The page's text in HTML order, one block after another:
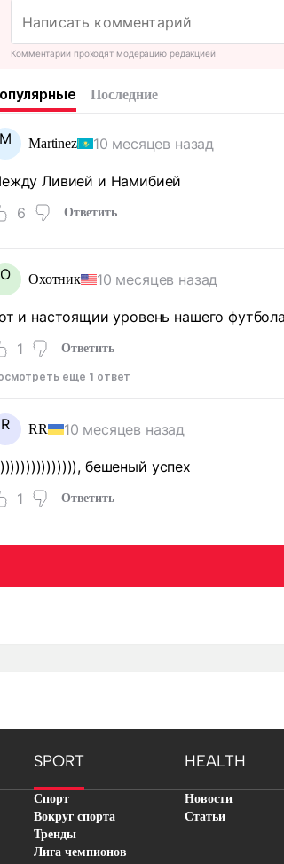
Комментарии проходят модерацию редакцией
Последние
M Martinez 10 месяцев назад
Ливией и Намибией
6
Ответить
О Охотник 10 месяцев назад
и настоящии уровень нашего футбола
1
Ответить
еще 1 ответ
R RR 10 месяцев назад
бешеный успех
1
Ответить
SPORT HEALTH
Спорт
Вокруг спорта
Тренды
Лига чемпионов
Новости
Статьи